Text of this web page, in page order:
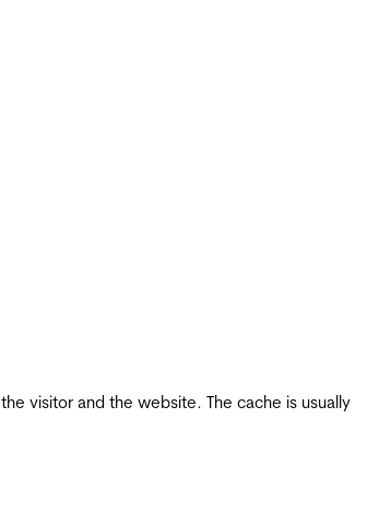
visitor and the website. The cache is usually